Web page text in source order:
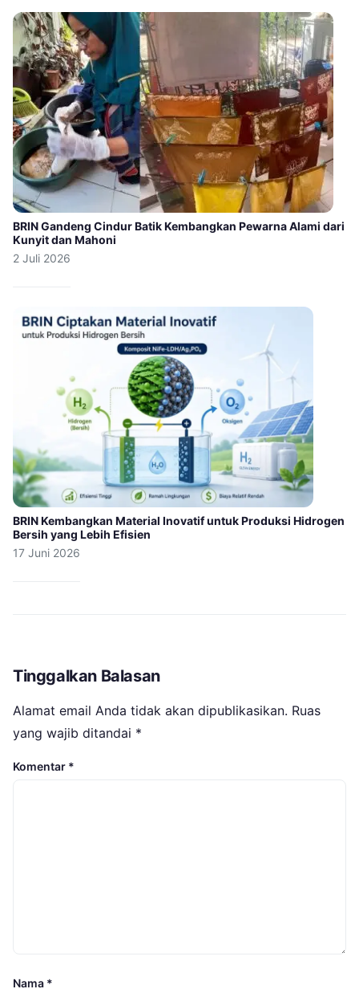
BRIN Gandeng Cindur Batik Kembangkan Pewarna Alami dari
Kunyit dan Mahoni
2 Juli 2026
BRIN Kembangkan Material Inovatif untuk Produksi Hidrogen
Bersih yang Lebih Efisien
17 Juni 2026
Tinggalkan Balasan
Alamat email Anda tidak akan dipublikasikan. Ruas
yang wajib ditandai *
Komentar *
Nama *